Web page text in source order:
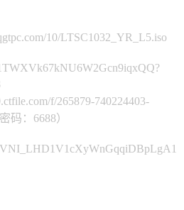
10/LTSC1032_YR_L5.iso
f/265879-740224403-
码：6688）
VNI_LHD1V1cXyWnGqqiDBpLgA1